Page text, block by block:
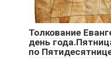
Толкование
день
по